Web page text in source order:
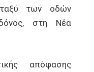
των οδών
στη Νέα
απόφασης